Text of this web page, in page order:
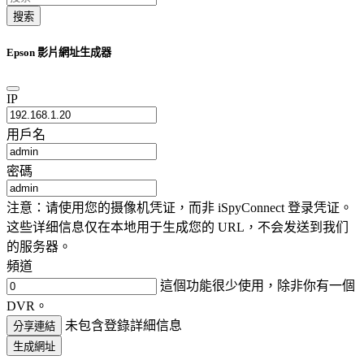
搜索
Epson 影片網址生成器
IP
用戶名
密碼
注意：请使用您的摄像机凭证，而非 iSpyConnect 登录凭证。
这些详细信息仅在本地用于生成您的 URL，不会发送到我们
的服务器。
頻道
這個功能很少使用，除非你有一個
DVR。
分享連結 未包含登錄詳細信息
生成網址